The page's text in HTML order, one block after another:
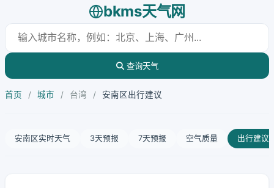
bkms天气网
查询天气
首页 / 城市 / 台湾 / 安南区出行建议
安南区实时天气 3天预报 7天预报 空气质量 出行建议